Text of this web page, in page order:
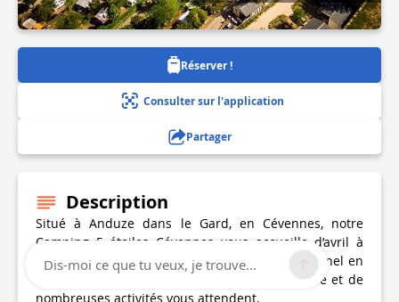
Réserver !
Consulter sur l'application
Partager
Description
Situé à Anduze dans le Gard, en Cévennes, notre
Camping 5 étoiles Cévennes vous accueille d’avril à
septembre dans un cadre de verdure exceptionnel en
bord de rivière. Plage privée, espace aquatique et de
nombreuses activités vous attendent.
Dis-moi ce que tu veux, je trouve...